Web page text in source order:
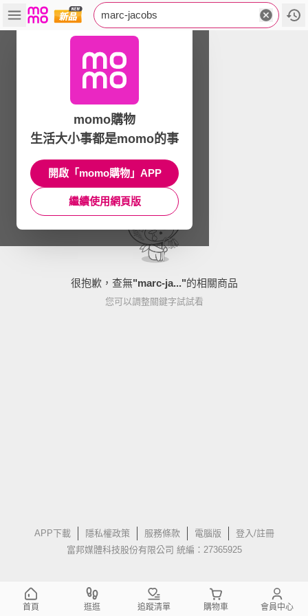
marc-jacobs
很抱歉，查無"marc-ja..."的相關商品
您可以調整關鍵字試試看
APP下載 隱私權政策 服務條款 電腦版
登入/註冊
富邦媒體科技股份有限公司 統編：27365925
momo購物
生活大小事都是momo的事
開啟「momo購物」APP
繼續使用網頁版
首頁 逛逛 追蹤清單 購物車 會員中心